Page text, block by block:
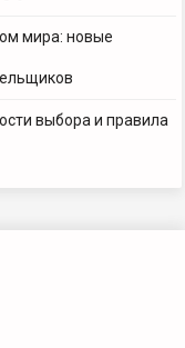
мира: новые
выбора и правила